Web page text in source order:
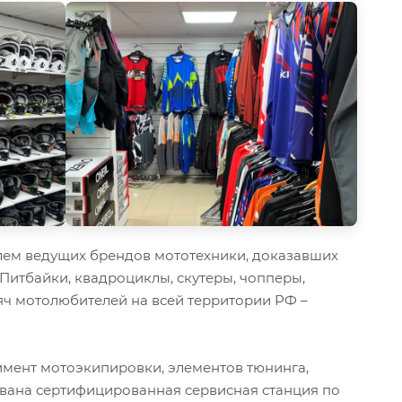
ведущих брендов мототехники, доказавших
квадроциклы, скутеры, чопперы,
мотолюбителей на всей территории РФ –
мотоэкипировки, элементов тюнинга,
сертифицированная сервисная станция по